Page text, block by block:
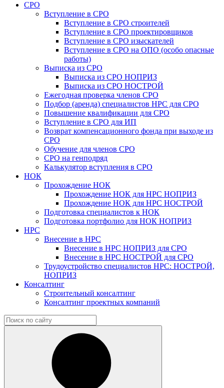
СРО
Вступление в СРО
Вступление в СРО строителей
Вступление в СРО проектировщиков
Вступление в СРО изыскателей
Вступление в СРО на ОПО (особо опасные
работы)
Выписка из СРО
Выписка из СРО НОПРИЗ
Выписка из СРО НОСТРОЙ
Ежегодная проверка членов СРО
Подбор (аренда) специалистов НРС для СРО
Повышение квалификации для СРО
Вступление в СРО для ИП
Возврат компенсационного фонда при выходе из
СРО
Обучение для членов СРО
СРО на генподряд
Калькулятор вступления в СРО
НОК
Прохождение НОК
Прохождение НОК для НРС НОПРИЗ
Прохождение НОК для НРС НОСТРОЙ
Подготовка специалистов к НОК
Подготовка портфолио для НОК НОПРИЗ
НРС
Внесение в НРС
Внесение в НРС НОПРИЗ для СРО
Внесение в НРС НОСТРОЙ для СРО
Трудоустройство специалистов НРС: НОСТРОЙ,
НОПРИЗ
Консалтинг
Строительный консалтинг
Консалтинг проектных компаний